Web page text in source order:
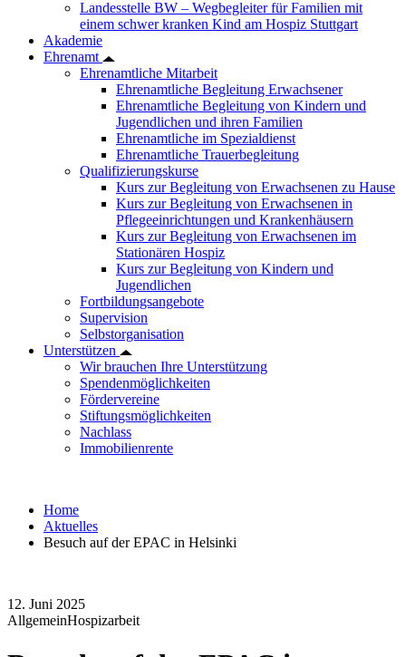
Landesstelle BW – Wegbegleiter für Familien mit
einem schwer kranken Kind am Hospiz Stuttgart
Akademie
Ehrenamt
Ehrenamtliche Mitarbeit
Ehrenamtliche Begleitung Erwachsener
Ehrenamtliche Begleitung von Kindern und
Jugendlichen und ihren Familien
Ehrenamtliche im Spezialdienst
Ehrenamtliche Trauerbegleitung
Qualifizierungskurse
Kurs zur Begleitung von Erwachsenen zu Hause
Kurs zur Begleitung von Erwachsenen in
Pflegeeinrichtungen und Krankenhäusern
Kurs zur Begleitung von Erwachsenen im
Stationären Hospiz
Kurs zur Begleitung von Kindern und
Jugendlichen
Fortbildungsangebote
Supervision
Selbstorganisation
Unterstützen
Wir brauchen Ihre Unterstützung
Spendenmöglichkeiten
Fördervereine
Stiftungsmöglichkeiten
Nachlass
Immobilienrente
Home
Aktuelles
Besuch auf der EPAC in Helsinki
12. Juni 2025
AllgemeinHospizarbeit